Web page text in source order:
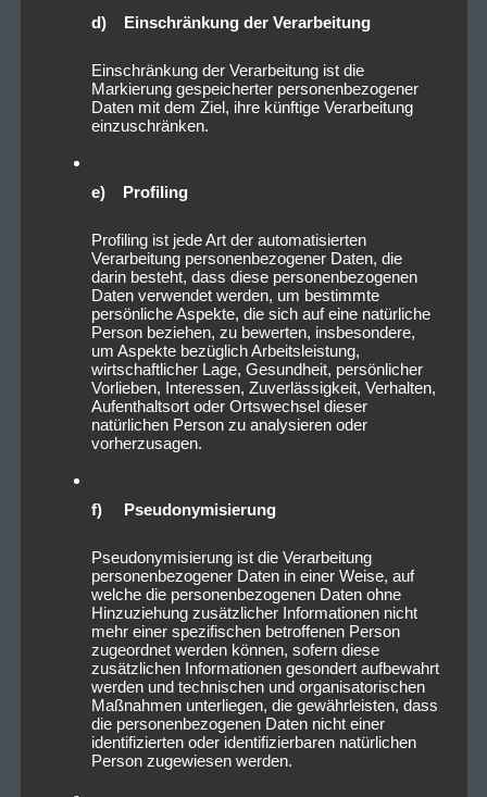
d) Einschränkung der Verarbeitung
Einschränkung der Verarbeitung ist die
Markierung gespeicherter personenbezogener
Daten mit dem Ziel, ihre künftige Verarbeitung
einzuschränken.
e) Profiling
Profiling ist jede Art der automatisierten
Verarbeitung personenbezogener Daten, die
darin besteht, dass diese personenbezogenen
Daten verwendet werden, um bestimmte
persönliche Aspekte, die sich auf eine natürliche
Person beziehen, zu bewerten, insbesondere,
um Aspekte bezüglich Arbeitsleistung,
wirtschaftlicher Lage, Gesundheit, persönlicher
Vorlieben, Interessen, Zuverlässigkeit, Verhalten,
Aufenthaltsort oder Ortswechsel dieser
natürlichen Person zu analysieren oder
vorherzusagen.
f) Pseudonymisierung
Pseudonymisierung ist die Verarbeitung
personenbezogener Daten in einer Weise, auf
welche die personenbezogenen Daten ohne
Hinzuziehung zusätzlicher Informationen nicht
mehr einer spezifischen betroffenen Person
zugeordnet werden können, sofern diese
zusätzlichen Informationen gesondert aufbewahrt
werden und technischen und organisatorischen
Maßnahmen unterliegen, die gewährleisten, dass
die personenbezogenen Daten nicht einer
identifizierten oder identifizierbaren natürlichen
Person zugewiesen werden.